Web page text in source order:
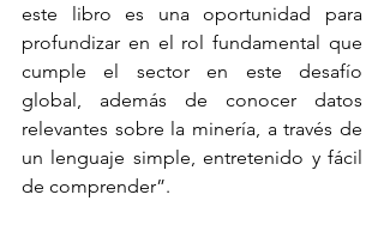
este libro es una oportunidad para
profundizar en el rol fundamental que
cumple el sector en este desafío
global, además de conocer datos
relevantes sobre la minería, a través de
un lenguaje simple, entretenido y fácil
de comprender”.